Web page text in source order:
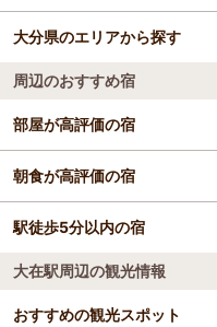
佐伯駅
臼杵駅
三重町駅
西大分駅
城島高原パーク
大分マリーンパレス水族館
別府ロープウェイ
由布岳
大分空港
大分県のエリアから探す
別府
中津・国東
九重・久住・竹田・長湯
周辺のおすすめ宿
部屋が高評価の宿
HOTEL AZ 大分津
里の旅リゾート
朝食が高評価の宿
ホテル金水苑
HOTEL AZ 大分
駅徒歩5分以内の宿
ホテル金水苑
大在駅周辺の観光情報
おすすめの観光スポット